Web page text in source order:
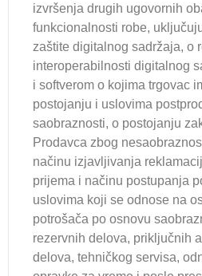
izvršenja drugih ugovornih
funkcionalnosti robe,
zaštite digitalnog sadržaja, o
interoperabilnosti digitalnog
i softverom o kojima trgovac
postojanju i uslovima
saobraznosti, o postojanju
Prodavca zbog
načinu izjavljivanja
prijema i načinu postupanja
uslovima koji se odnose na
potrošača po osnovu
rezervnih delova, priključnih
delova, tehničkog servisa,